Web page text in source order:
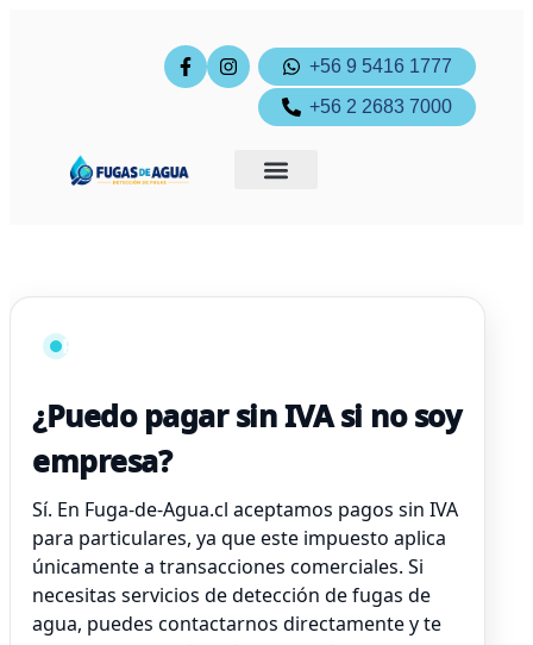
+56 9 5416 1777
+56 2 2683 7000
Respuesta frecuente
¿Puedo pagar sin IVA si no soy
empresa?
Sí. En Fuga-de-Agua.cl aceptamos pagos sin IVA
para particulares, ya que este impuesto aplica
únicamente a transacciones comerciales. Si
necesitas servicios de detección de fugas de
agua, puedes contactarnos directamente y te